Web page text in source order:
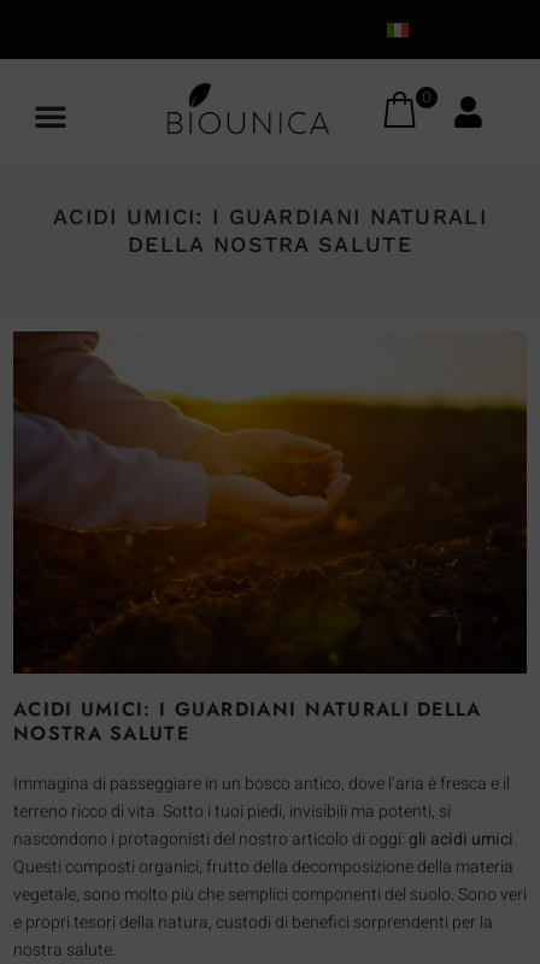
0
ACIDI UMICI: I GUARDIANI NATURALI
DELLA NOSTRA SALUTE
ACIDI UMICI: I GUARDIANI NATURALI DELLA
NOSTRA SALUTE
Immagina di passeggiare in un bosco antico, dove l’aria è fresca e il
terreno ricco di vita. Sotto i tuoi piedi, invisibili ma potenti, si
nascondono i protagonisti del nostro articolo di oggi: gli acidi umici.
Questi composti organici, frutto della decomposizione della materia
vegetale, sono molto più che semplici componenti del suolo. Sono veri
e propri tesori della natura, custodi di benefici sorprendenti per la
nostra salute.